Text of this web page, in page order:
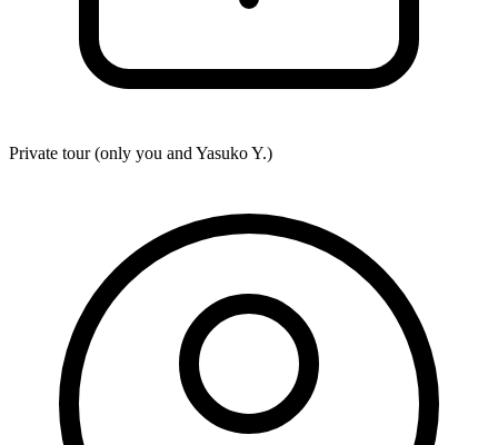
Private tour (only you and Yasuko Y.)